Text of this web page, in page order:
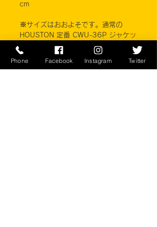
cm
※サイズはおおよそです。 通常の
HOUSTON 定番 CWU-36P ジャケッ
トより、大きめの作りになっていま
す。
Phone Facebook Instagram Twitter